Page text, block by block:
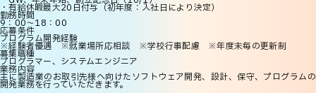
・有給休暇最大20日付与（初年度：入社日により決定）
勤務時間
9：00～18：00
応募条件
プログラム開発経験
※経験者優遇 ※就業場所応相談 ※学校行事配慮 ※年度末毎の更新制
募集職種
プログラマー、システムエンジニア
業務内容
主に製造業のお取引先様へ向けたソフトウェア開発、設計、保守、プログラムの
開発業務を行っていただきます。